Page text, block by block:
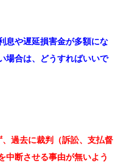
息や遅延損害金が多額にな
場合は、どうすればいいで
過去に裁判（訴訟、支払督
中断させる事由が無いよう